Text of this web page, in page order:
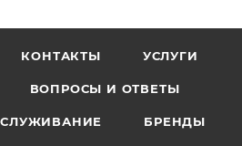
КОНТАКТЫ УСЛУГИ
ВОПРОСЫ И ОТВЕТЫ
БРЕНДЫ